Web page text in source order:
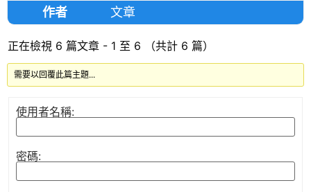
作者 文章
正在檢視 6 篇文章 - 1 至 6 （共計 6 篇）
需要以回覆此篇主題...
使用者名稱:
密碼: